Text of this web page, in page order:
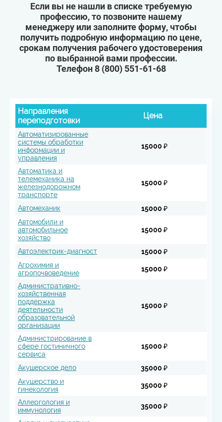
Если вы не нашли в списке требуемую
профессию, то позвоните нашему
менеджеру или заполните форму, чтобы
получить подробную информацию по цене,
срокам получения рабочего удостоверения
по выбранной вами профессии.
Телефон8 (800) 551-61-68
Направления
переподготовки
Цена
Автоматизированные
системы обработки
информации и
управления
15000 ₽
Автоматика и
телемеханика на
железнодорожном
транспорте
15000 ₽
Автомеханик
15000 ₽
Автомобили и
автомобильное
хозяйство
15000 ₽
Автоэлектрик-диагност
15000 ₽
Агрохимия и
агропочвоведение
15000 ₽
Административно-
хозяйственная
поддержка
деятельности
образовательной
организации
15000 ₽
Администрирование в
сфере гостиничного
сервиса
15000 ₽
Акушерское дело
35000 ₽
Акушерство и
гинекология
35000 ₽
Аллергология и
иммунология
35000 ₽